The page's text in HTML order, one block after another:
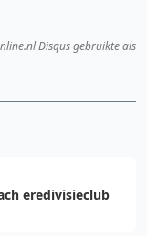
Disqus gebruikte als
eredivisieclub